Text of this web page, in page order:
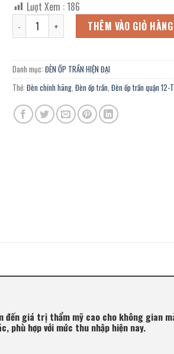
là:
2.850.000 ₫.
tại
là:
Lượt Xem :186
Đèn ốp trần hiện đại OTT-430 trang trí
THÊM VÀO GIỎ HÀNG
Danh mục: ĐÈN ỐP TRẦN HIỆN ĐẠI
Thẻ: Đèn chính hãng Đèn ốp trần Đèn ốp trần quận 12-
giá trị thẩm mỹ cao cho không gian
phù hợp với mức thu nhập hiện nay.